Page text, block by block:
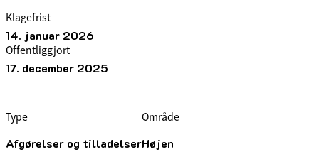
Klagefrist
14. januar 2026
Offentliggjort
17. december 2025
Type
Afgørelser og tilladelser
Område
Højen